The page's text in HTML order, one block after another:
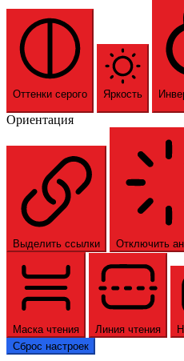
Оттенки серого Яркость
Ориентация
Выделить ссылки Отключить
Маска чтения Линия чтения
Сброс настроек